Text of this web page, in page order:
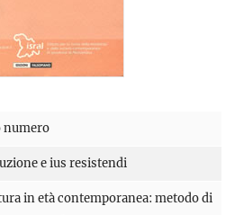
numero
e ius resistendi
in età contemporanea: metodo di